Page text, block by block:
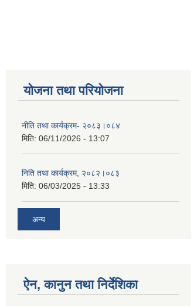
योजना तथा परियोजना
नीति तथा कार्यक्रम- २०८३।०८४
मिति: 06/11/2026 - 13:07
निति तथा कार्यक्रम, २०८२।०८३
मिति: 06/03/2025 - 13:33
अन्य
ऐन, कानुन तथा निर्देशिका